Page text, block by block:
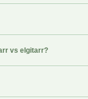
vs elgitarr?